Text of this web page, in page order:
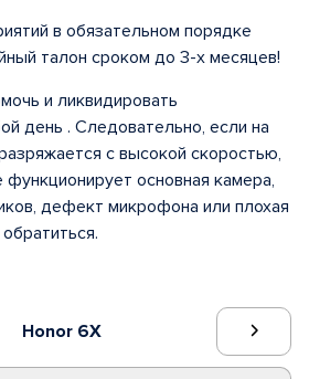
Honor 6X
в обязательном порядке
талон сроком до 3-х месяцев!
и ликвидировать
день . Следовательно, если на
с высокой скоростью,
функционирует основная камера,
дефект микрофона или плохая